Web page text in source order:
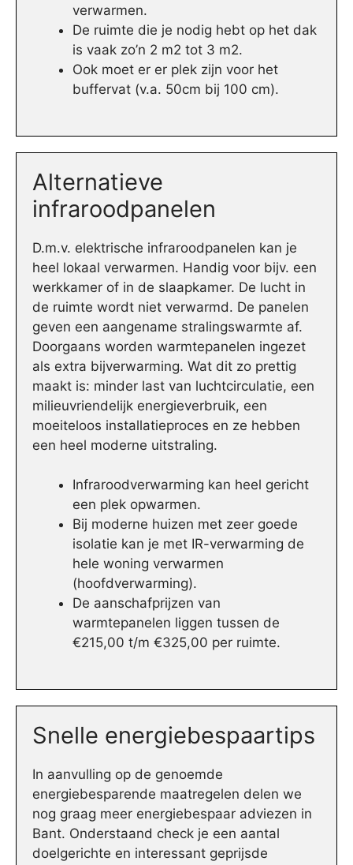
verwarmen.
De ruimte die je nodig hebt op het dak
is vaak zo’n 2 m2 tot 3 m2.
Ook moet er er plek zijn voor het
buffervat (v.a. 50cm bij 100 cm).
Alternatieve
infraroodpanelen
D.m.v. elektrische infraroodpanelen kan je
heel lokaal verwarmen. Handig voor bijv. een
werkkamer of in de slaapkamer. De lucht in
de ruimte wordt niet verwarmd. De panelen
geven een aangename stralingswarmte af.
Doorgaans worden warmtepanelen ingezet
als extra bijverwarming. Wat dit zo prettig
maakt is: minder last van luchtcirculatie, een
milieuvriendelijk energieverbruik, een
moeiteloos installatieproces en ze hebben
een heel moderne uitstraling.
Infraroodverwarming kan heel gericht
een plek opwarmen.
Bij moderne huizen met zeer goede
isolatie kan je met IR-verwarming de
hele woning verwarmen
(hoofdverwarming).
De aanschafprijzen van
warmtepanelen liggen tussen de
€215,00 t/m €325,00 per ruimte.
Snelle energiebespaartips
In aanvulling op de genoemde
energiebesparende maatregelen delen we
nog graag meer energiebespaar adviezen in
Bant. Onderstaand check je een aantal
doelgerichte en interessant geprijsde